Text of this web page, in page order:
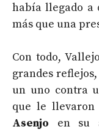
había llegado a
más que una
Con todo,
grandes
un uno contra
que le
Asenjo en su